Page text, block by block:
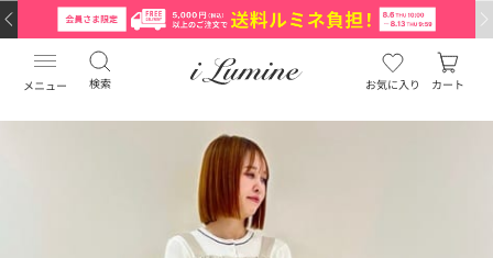
メニュー 検索 お気に入り カート